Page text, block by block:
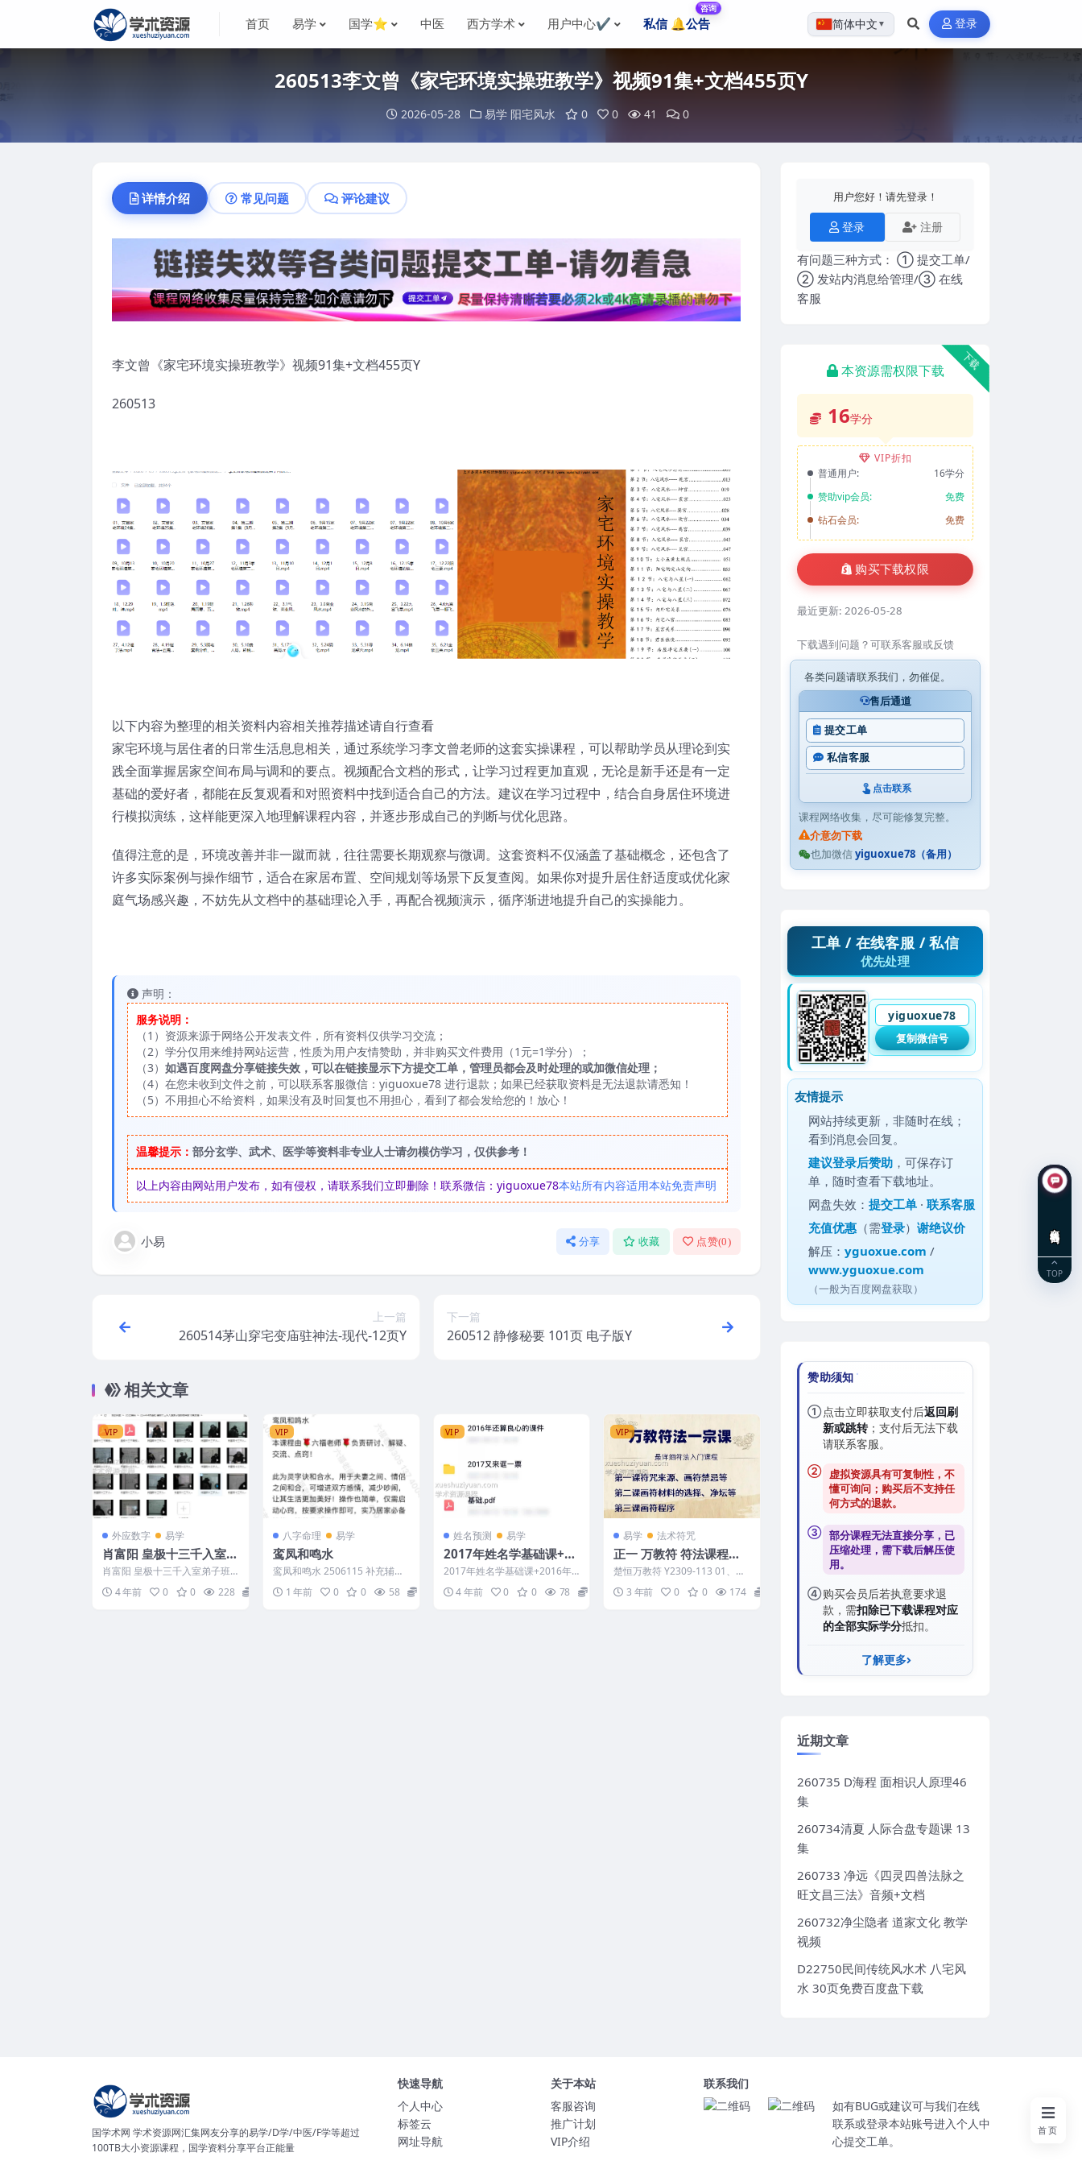
首页 易学 国学⭐ 中医 西方学术 用户中心✔️ 私信 🔔公告
咨询
简体中文 ▼ 登录
260513李文曾《家宅环境实操班教学》视频91集+文档455页Y
2026-05-28 易学 阳宅风水 0 0 41 0
详情介绍 常见问题 评论建议
李文曾《家宅环境实操班教学》视频91集+文档455页Y
260513
以下内容为整理的相关资料内容相关推荐描述请自行查看
家宅环境与居住者的日常生活息息相关，通过系统学习李文曾老师的这套实操课程，可以帮助学员从理论到实
践全面掌握居家空间布局与调和的要点。视频配合文档的形式，让学习过程更加直观，无论是新手还是有一定
基础的爱好者，都能在反复观看和对照资料中找到适合自己的方法。建议在学习过程中，结合自身居住环境进
行模拟演练，这样能更深入地理解课程内容，并逐步形成自己的判断与优化思路。
值得注意的是，环境改善并非一蹴而就，往往需要长期观察与微调。这套资料不仅涵盖了基础概念，还包含了
许多实际案例与操作细节，适合在家居布置、空间规划等场景下反复查阅。如果你对提升居住舒适度或优化家
庭气场感兴趣，不妨先从文档中的基础理论入手，再配合视频演示，循序渐进地提升自己的实操能力。
声明：
服务说明：
（1）资源来源于网络公开发表文件，所有资料仅供学习交流；
（2）学分仅用来维持网站运营，性质为用户友情赞助，并非购买文件费用（1元=1学分）；
（3） 如遇百度网盘分享链接失效，可以在链接显示下方提交工单，管理员都会及时处理的或加微信处理；
（4）在您未收到文件之前，可以联系客服微信：yiguoxue78 进行退款；如果已经获取资料是无法退款请悉知！
（5）不用担心不给资料，如果没有及时回复也不用担心，看到了都会发给您的！放心！
温馨提示： 部分玄学、武术、医学等资料非专业人士请勿模仿学习，仅供参考！
以上内容由网站用户发布，如有侵权，请联系我们立即删除！联系微信：yiguoxue78本站所有内容适用本站免责声明
小易 分享 收藏 点赞(0)
上一篇
260514茅山穿宅变庙驻神法-现代-12页Y
下一篇
260512 静修秘要 101页 电子版Y
相关文章
VIP
外应数字 易学
肖富阳 皇极十三千入室弟
子班铁板神数19集录像
+赠送面授笔记
肖富阳 皇极十三千入室弟子班
铁板神数19集录像 视频清晰度
一般权当音频听吧 编号...
4 年前 0 0 228
VIP
八字命理 易学
鸾凤和鸣水
鸾凤和鸣水 2506115 补充辅助
音频.mp3 鸾凤和鸣水.pdf ...
1 年前 0 0 58
VIP
姓名预测 易学
2017年姓名学基础课+20
16年培训录音讲义教学资
料
2017年姓名学基础课+2016年
培训录音讲义教学资料 编号：2
22065C31...
4 年前 0 0 78
VIP
易学 法术符咒
正一 万教符 符法课程详
细
楚恒万教符 Y2309-113 01、第
19期万教符法初级第一课符咒
来源、画符禁...
3 年前 0 0 174
用户您好！请先登录！
登录 注册
有问题三种方式： ① 提交工单/
② 发站内消息给管理/③ 在线
客服
下载
本资源需权限下载
16学分
VIP折扣
普通用户:
16学分
赞助vip会员:
免费
钻石会员:
免费
购买下载权限
最近更新: 2026-05-28
下载遇到问题？可联系客服或反馈
各类问题请联系我们，勿催促。
售后通道
提交工单
私信客服
点击联系
课程网络收集，尽可能修复完整。
介意勿下载
也加微信yiguoxue78（备用）
工单 / 在线客服 / 私信
优先处理
yiguoxue78
复制微信号
友情提示
网站持续更新，非随时在线；
看到消息会回复。
建议登录后赞助 ，可保存订
单，随时查看下载地址。
网盘失效：提交工单 ·联系客服
充值优惠 （需登录）谢绝议价
解压：yguoxue.com /
www.yguoxue.com
（一般为百度网盘获取）
赞助须知
①点击立即获取支付后返回刷
新或跳转；支付后无法下载
请联系客服。
②
虚拟资源具有可复制性，不
懂可询问；购买后不支持任
何方式的退款。
③ 部分课程无法直接分享，已
压缩处理，需下载后解压使
用。
④购买会员后若执意要求退
款，需扣除已下载课程对应
的全部实际学分抵扣。
了解更多
近期文章
260735 D海程 面相识人原理46
集
260734清夏 人际合盘专题课 13
集
260733 净远《四灵四兽法脉之
旺文昌三法》音频+文档
260732净尘隐者 道家文化 教学
视频
D22750民间传统风水术 八宅风
水 30页免费百度盘下载
国学术网 学术资源网汇集网友分享的易学/D学/中医/F学等超过
100TB大小资源课程，国学资料分享平台正能量
快速导航
个人中心
标签云
网址导航
关于本站
客服咨询
推广计划
VIP介绍
联系我们
如有BUG或建议可与我们在线
联系或登录本站账号进入个人中
心提交工单。
首页
TOP